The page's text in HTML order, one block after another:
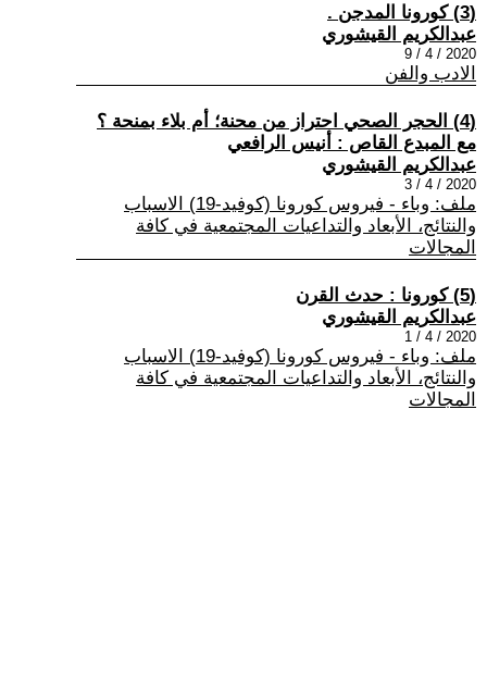
(3) كورونا المدجن .
عبدالكريم القيشوري
2020 / 4 / 9
الادب والفن
(4) الحجر الصحي احتراز من محنة؛ أم بلاء بمنحة ؟
مع المبدع القاص : أنيس الرافعي
عبدالكريم القيشوري
2020 / 4 / 3
ملف: وباء - فيروس كورونا (كوفيد-19) الاسباب
والنتائج، الأبعاد والتداعيات المجتمعية في كافة
المجالات
(5) كورونا : حدث القرن
عبدالكريم القيشوري
2020 / 4 / 1
ملف: وباء - فيروس كورونا (كوفيد-19) الاسباب
والنتائج، الأبعاد والتداعيات المجتمعية في كافة
المجالات